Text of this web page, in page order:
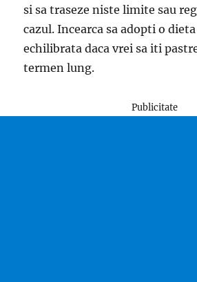
si sa traseze niste limite sau
cazul. Incearca sa adopti o
echilibrata daca vrei sa iti
termen lung.
Publicitate